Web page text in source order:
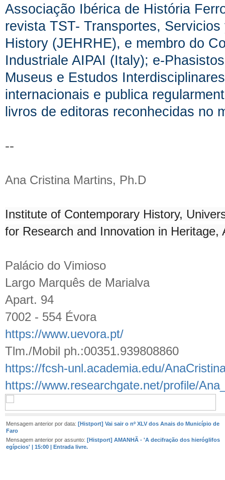
Associação Ibérica de História
revista TST- Transportes,
History (JEHRHE), e membro do
Industriale AIPAI (Italy); e-
Museus e Estudos
internacionais e publica
livros de editoras reconhecidas no
--
Ana Cristina Martins, Ph.D
Institute of Contemporary History,
for Research and Innovation in Heritage,
Palácio do Vimioso
Largo Marquês de Marialva
Apart. 94
7002 - 554 Évora
https://www.uevora.pt/
Tlm./Mobil ph.:00351.939808860
https://fcsh-unl.academia.edu/
https://www.researchgate.net/profile/
Mensagem anterior por data: [Histport] Vai sair o nº XLV dos Anais do Município de
Faro
Mensagem anterior por assunto: [Histport] AMANHÃ - 'A decifração dos hieróglifos
egípcios' | 15:00 | Entrada livre.